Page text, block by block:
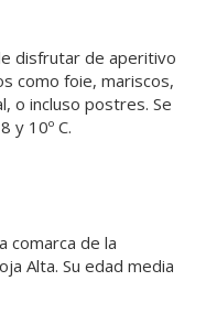
disfrutar de aperitivo
como foie, mariscos,
o incluso postres. Se
y 10º C.
comarca de la
Alta. Su edad media